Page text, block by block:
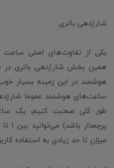
شارژدهی باتری
یکی از تفاوت‌های اصلی ساعت
همین بخش شارژدهی باتری در
هوشمند در این زمینه بسیار
ساعت‌های هوشمند عموما
طور کلی صحبت کنیم، یک
میزان تا حد زیادی به استفاده